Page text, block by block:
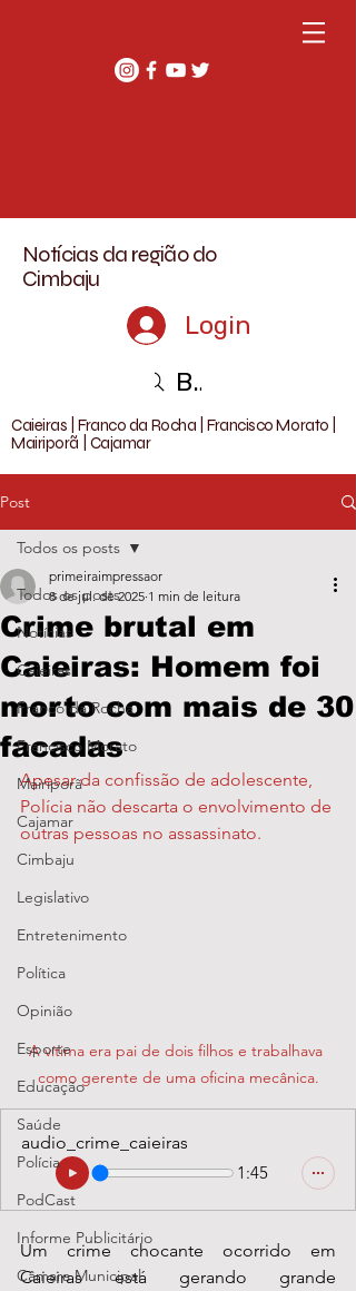
Notícias da região do
Cimbaju
Login
Buscar
Caieiras | Franco da Rocha | Francisco Morato |
Mairiporã | Cajamar
Post
Todos os posts
Notícias
Caieiras
Franco da Rocha
Francisco Morato
Mairiporã
Cajamar
Cimbaju
Legislativo
Entretenimento
Política
Opinião
Esporte
Educação
Saúde
Polícia
PodCast
Informe Publicitário
Câmara Municipal
Todos os posts
Crime brutal em
Caieiras: Homem foi
morto com mais de 30
facadas
primeiraimpressaor
8 de jul. de 2025 1 min de leitura
Apesar da confissão de adolescente,
Polícia não descarta o envolvimento de
outras pessoas no assassinato.
A vítima era pai de dois filhos e trabalhava
como gerente de uma oficina mecânica.
audio_crime_caieiras
1:45
Um crime chocante ocorrido em
Caieiras está gerando grande